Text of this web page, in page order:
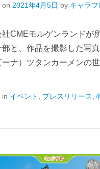
on 2021年4月5日 by キャラフ
社CMEモルゲンランドが
部と、作品を撮影した写
ーナ）ツタンカーメンの
in イベント プレスリリース